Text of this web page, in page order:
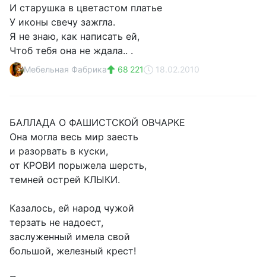
И старушка в цветастом платье
У иконы свечу зажгла.
Я не знаю, как написать ей,
Чтоб тебя она не ждала.. .
Мебельная Фабрика 68 221 18.02.2010
БАЛЛАДА О ФАШИСТСКОЙ ОВЧАРКЕ
Она могла весь мир заесть
и разорвать в куски,
от КРОВИ порыжела шерсть,
темней острей КЛЫКИ.
Казалось, ей народ чужой
терзать не надоест,
заслуженный имела свой
большой, железный крест!